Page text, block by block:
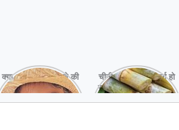
क्या आप भी अपने बच्चे की
स्किन पर white
चीनी को कर दें ना, वर्ना हो
सकता है बहुत बड़ा नुक्सान